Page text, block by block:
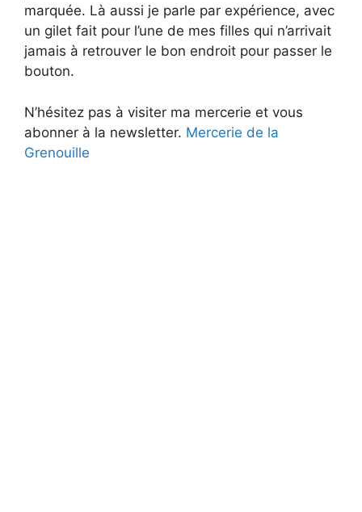
marquée. Là aussi je parle par expérience, avec
un gilet fait pour l’une de mes filles qui n’arrivait
jamais à retrouver le bon endroit pour passer le
bouton.
N’hésitez pas à visiter ma mercerie et vous
abonner à la newsletter. Mercerie de la
Grenouille